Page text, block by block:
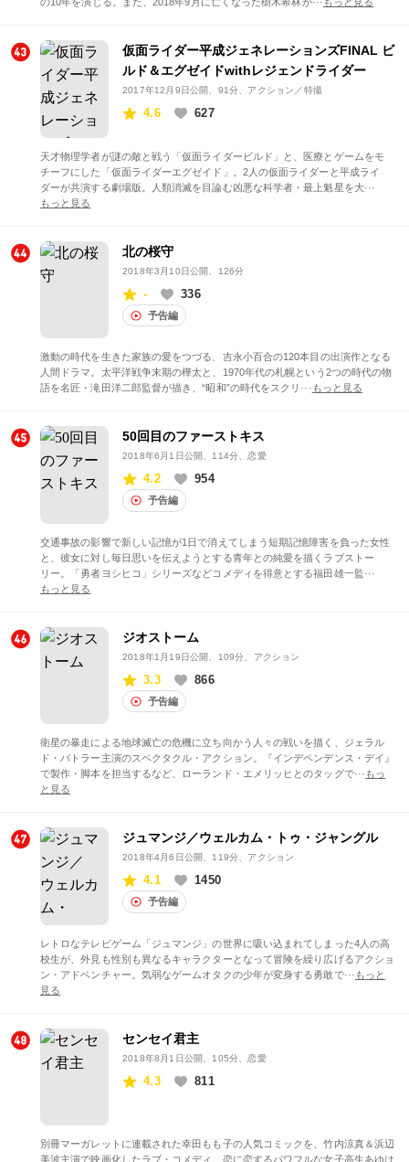
の10年を演じる。また、2018年9月に亡くなった樹木希林が··· もっと見る
仮面ライダー平成ジェネレーションズFINAL ビ
ルド＆エグゼイドwithレジェンドライダー
2017年12月9日公開、91分、アクション／特撮
4.6 627
天才物理学者が謎の敵と戦う「仮面ライダービルド」と、医療とゲームをモ
チーフにした「仮面ライダーエグゼイド」。2人の仮面ライダーと平成ライ
ダーが共演する劇場版。人類消滅を目論む凶悪な科学者・最上魁星を大···
もっと見る
北の桜守
2018年3月10日公開 、126分
- 336
予告編
激動の時代を生きた家族の愛をつづる、吉永小百合の120本目の出演作となる
人間ドラマ。太平洋戦争末期の樺太と、1970年代の札幌という2つの時代の物
語を名匠・滝田洋二郎監督が描き、“昭和”の時代をスクリ··· もっと見る
50回目のファーストキス
2018年6月1日公開、114分、恋愛
4.2 954
予告編
交通事故の影響で新しい記憶が1日で消えてしまう短期記憶障害を負った女性
と、彼女に対し毎日思いを伝えようとする青年との純愛を描くラブストー
リー。「勇者ヨシヒコ」シリーズなどコメディを得意とする福田雄一監···
もっと見る
ジオストーム
2018年1月19日公開 、109分、アクション
3.3 866
予告編
衛星の暴走による地球滅亡の危機に立ち向かう人々の戦いを描く、ジェラル
ド・バトラー主演のスペクタクル・アクション。『インデペンデンス・デイ』
で製作・脚本を担当するなど、ローランド・エメリッヒとのタッグで··· もっ
と見る
ジュマンジ／ウェルカム・トゥ・ジャングル
2018年4月6日公開、119分、アクション
4.1 1450
予告編
レトロなテレビゲーム「ジュマンジ」の世界に吸い込まれてしまった4人の高
校生が、外見も性別も異なるキャラクターとなって冒険を繰り広げるアクショ
ン・アドベンチャー。気弱なゲームオタクの少年が変身する勇敢で··· もっと
見る
センセイ君主
2018年8月1日公開 、105分、恋愛
4.3 811
別冊マーガレットに連載された幸田もも子の人気コミックを、竹内涼真＆浜辺
美波主演で映画化したラブ・コメディ。恋に恋するパワフルな女子高生あゆは